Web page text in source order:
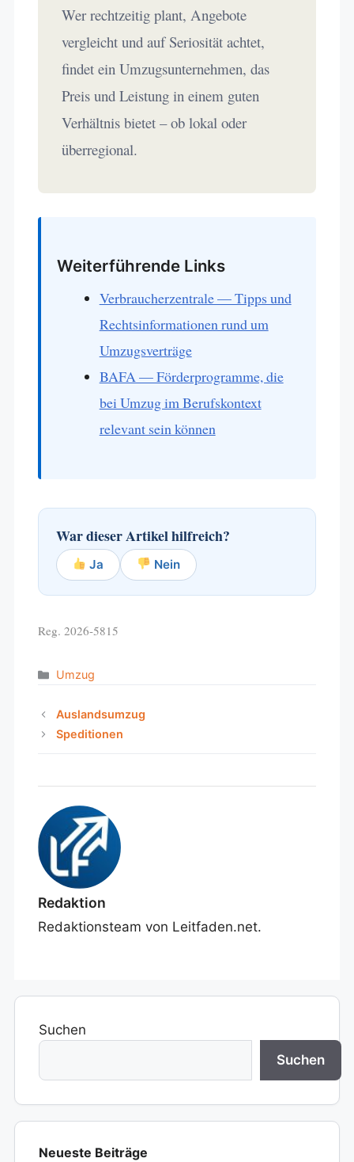
Wer rechtzeitig plant, Angebote
vergleicht und auf Seriosität achtet,
findet ein Umzugsunternehmen, das
Preis und Leistung in einem guten
Verhältnis bietet – ob lokal oder
überregional.
Weiterführende Links
Verbraucherzentrale — Tipps und
Rechtsinformationen rund um
Umzugsverträge
BAFA — Förderprogramme, die
bei Umzug im Berufskontext
relevant sein können
War dieser Artikel hilfreich?
Ja Nein
Reg. 2026-5815
Categories
Umzug
Auslandsumzug
Speditionen
Redaktion
Redaktionsteam von Leitfaden.net.
Suchen
Suchen
Neueste Beiträge